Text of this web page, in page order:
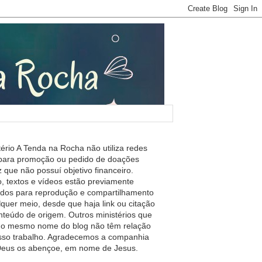
A Tenda na Rocha não utiliza redes
promoção ou pedido de doações
que não possuí objetivo financeiro.
textos e vídeos estão previamente
para reprodução e compartilhamento
meio, desde que haja link ou citação
de origem. Outros ministérios que
mesmo nome do blog não têm relação
trabalho. Agradecemos a companhia
os abençoe, em nome de Jesus.